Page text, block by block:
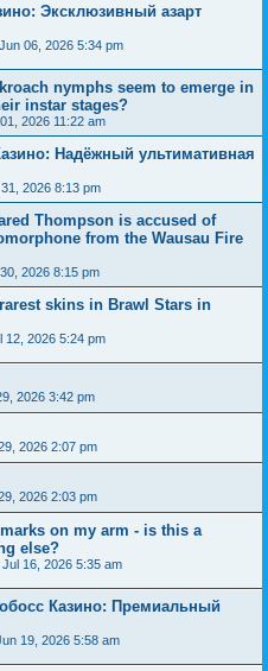
Эксклюзивный азарт
06, 2026 5:34 pm
nymphs seem to emerge in
instar stages?
2026 11:22 am
Надёжный ультимативная
2026 8:13 pm
Thompson is accused of
from the Wausau Fire
2026 8:15 pm
skins in Brawl Stars in
12, 2026 5:24 pm
2026 3:42 pm
2026 2:07 pm
2026 2:03 pm
on my arm - is this a
else?
16, 2026 5:35 am
Казино: Премиальный
19, 2026 5:58 am